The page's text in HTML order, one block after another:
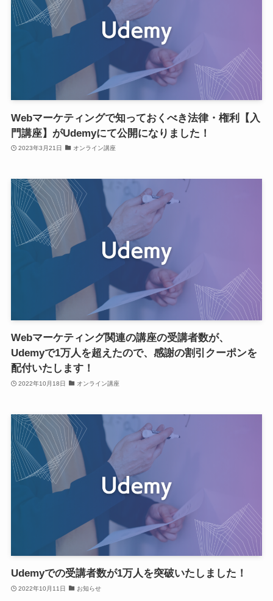
Webマーケティングで知っておくべき法律・権利【入
門講座】がUdemyにて公開になりました！
2023年3月21日 オンライン講座
Webマーケティング関連の講座の受講者数が、
Udemyで1万人を超えたので、感謝の割引クーポンを
配付いたします！
2022年10月18日 オンライン講座
Udemyでの受講者数が1万人を突破いたしました！
2022年10月11日 お知らせ